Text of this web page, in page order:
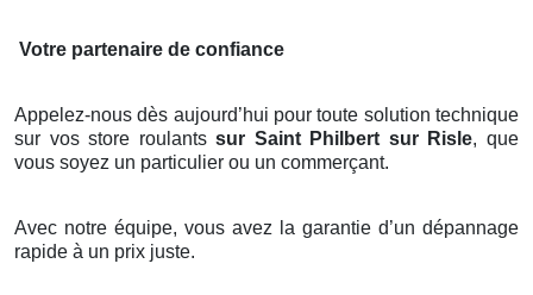
Votre partenaire de confiance
Appelez-nous dès aujourd’hui pour toute solution technique
sur vos store roulantssur Saint Philbert sur Risle, que
vous soyez un particulier ou un commerçant.
Avec notre équipe, vous avez la garantie d’un dépannage
rapide à un prix juste.